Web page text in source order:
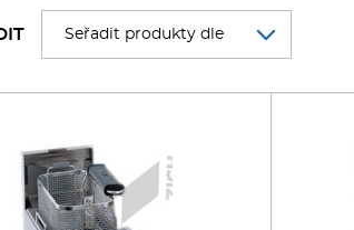
technologie
stroje